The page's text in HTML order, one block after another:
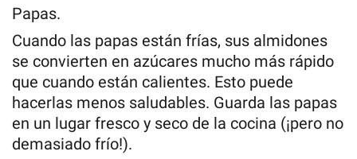
Papas.
Cuando las papas están frías, sus almidones
se convierten en azúcares mucho más rápido
que cuando están calientes. Esto puede
hacerlas menos saludables. Guarda las papas
en un lugar fresco y seco de la cocina (¡pero no
demasiado frío!).